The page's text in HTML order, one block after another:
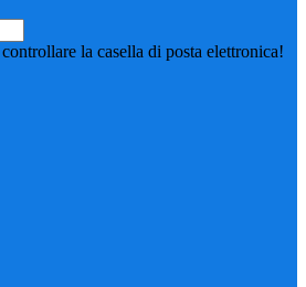
la casella di posta elettronica!